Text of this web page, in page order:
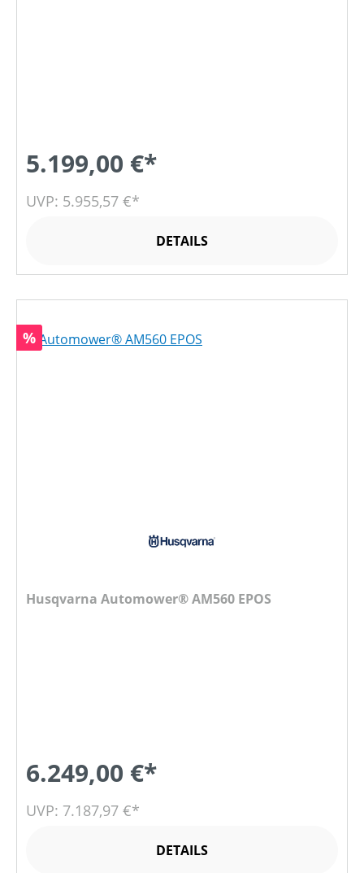
5.199,00 €*
UVP: 5.955,57 €*
DETAILS
Rabatt
%
Husqvarna Automower® AM560 EPOS
6.249,00 €*
UVP: 7.187,97 €*
DETAILS